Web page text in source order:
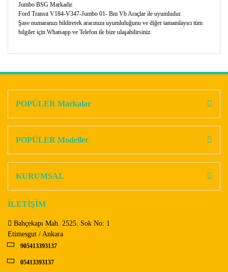
Jumbo BSG Markadır.
Ford Transıt V184-V347-Jumbo 01- Bm Vb Araçlar ile uyumludur.
Şase numaranızı bildirerek aracınıza uyumluluğunu ve diğer tamamlayıcı tüm
bilgiler için Whatsapp ve Telefon ile bize ulaşabilirsiniz.
Ürün açıklamasında eksik bilgiler bulunuyor.
Bu ürüne benzer farklı alternatifler olmalı.
POPÜLER Markalar
POPÜLER Modeller
KURUMSAL
İLETİŞİM
Bahçekapı Mah. 2525. Sok No: 1
Etimesgut / Ankara
905413393137
05413393137